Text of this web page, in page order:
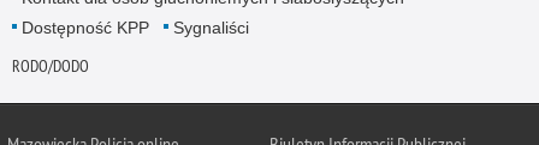
Dostępność KPP
Sygnaliści
RODO/DODO